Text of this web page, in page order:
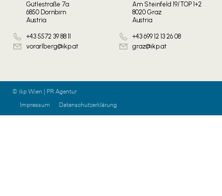
Gütlestraße 7a
6850 Dornbirn
Austria
+43 5572 39 88 11
vorarlberg@ikp.at
Am Steinfeld 19/TOP 1+2
8020 Graz
Austria
+43 699 12 13 26 08
graz@ikp.at
© ikp Wien | PR Agentur
Impressum
Datenschutzerklärung